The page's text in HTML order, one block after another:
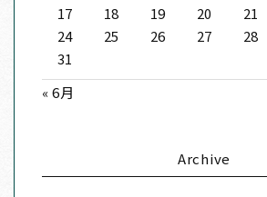
17
18 19 20 21
24
25 26 27 28
31
« 6月
Archive